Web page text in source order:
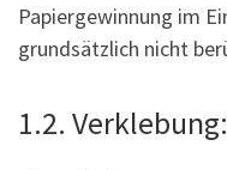
Papiergewinnung im
grundsätzlich nicht
1.2. Verklebung: